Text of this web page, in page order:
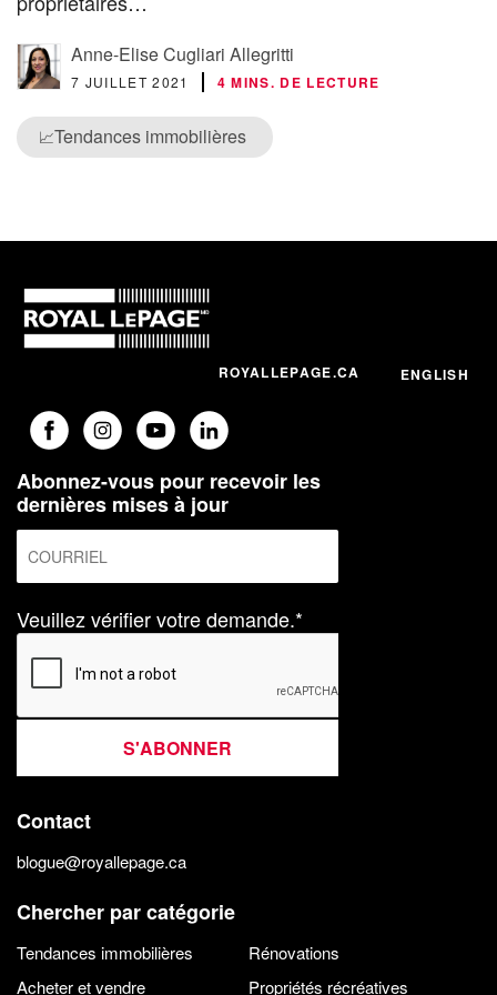
Anne-Elise Cugliari Allegritti
7 JUILLET 2021 4 MINS. DE LECTURE
📈Tendances immobilières
ROYALLEPAGE.CA ENGLISH
Abonnez-vous pour recevoir les
dernières mises à jour
Veuillez vérifier votre demande.*
S'ABONNER
Contact
blogue@royallepage.ca
Chercher par catégorie
Tendances immobilières
Rénovations
Acheter et vendre
Propriétés récréatives